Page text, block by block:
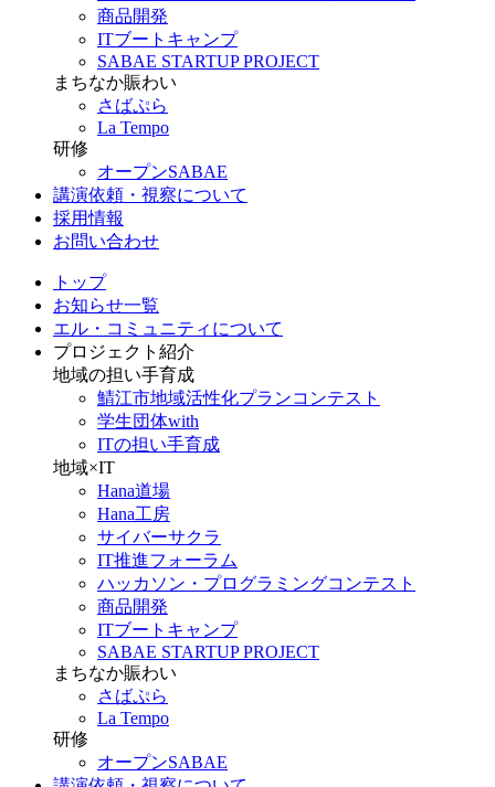
商品開発
ITブートキャンプ
SABAE STARTUP PROJECT
まちなか賑わい
さばぷら
La Tempo
研修
オープンSABAE
講演依頼・視察について
採用情報
お問い合わせ
トップ
お知らせ一覧
エル・コミュニティについて
プロジェクト紹介
地域の担い手育成
鯖江市地域活性化プランコンテスト
学生団体with
ITの担い手育成
地域×IT
Hana道場
Hana工房
サイバーサクラ
IT推進フォーラム
ハッカソン・プログラミングコンテスト
商品開発
ITブートキャンプ
SABAE STARTUP PROJECT
まちなか賑わい
さばぷら
La Tempo
研修
オープンSABAE